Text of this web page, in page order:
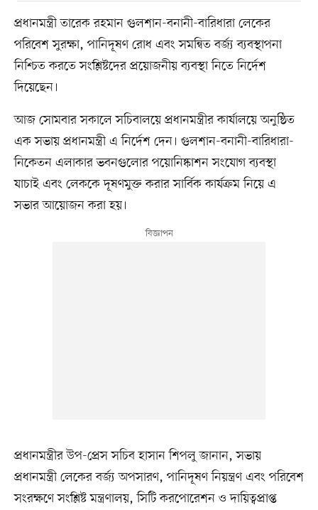
প্রধানমন্ত্রী তারেক রহমান গুলশান-বনানী-বারিধারা লেকের
পরিবেশ সুরক্ষা, পানিদূষণ রোধ এবং সমন্বিত বর্জ্য ব্যবস্থাপনা
নিশ্চিত করতে সংশ্লিষ্টদের প্রয়োজনীয় ব্যবস্থা নিতে নির্দেশ
দিয়েছেন।
আজ সোমবার সকালে সচিবালয়ে প্রধানমন্ত্রীর কার্যালয়ে অনুষ্ঠিত
এক সভায় প্রধানমন্ত্রী এ নির্দেশ দেন। গুলশান-বনানী-বারিধারা-
নিকেতন এলাকার ভবনগুলোর পয়োনিষ্কাশন সংযোগ ব্যবস্থা
যাচাই এবং লেককে দূষণমুক্ত করার সার্বিক কার্যক্রম নিয়ে এ
সভার আয়োজন করা হয়।
প্রধানমন্ত্রীর উপ-প্রেস সচিব হাসান শিপলু জানান, সভায়
প্রধানমন্ত্রী লেকের বর্জ্য অপসারণ, পানিদূষণ নিয়ন্ত্রণ এবং পরিবেশ
সংরক্ষণে সংশ্লিষ্ট মন্ত্রণালয়, সিটি করপোরেশন ও দায়িত্বপ্রাপ্ত